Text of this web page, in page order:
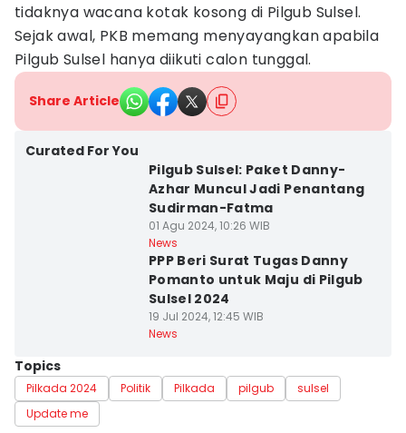
tidaknya wacana kotak kosong di Pilgub Sulsel.
Sejak awal, PKB memang menyayangkan apabila
Pilgub Sulsel hanya diikuti calon tunggal.
Share Article
Curated For You
Pilgub Sulsel: Paket Danny-
Azhar Muncul Jadi Penantang
Sudirman-Fatma
01 Agu 2024, 10:26 WIB
News
PPP Beri Surat Tugas Danny
Pomanto untuk Maju di Pilgub
Sulsel 2024
19 Jul 2024, 12:45 WIB
News
Topics
Pilkada 2024 Politik Pilkada pilgub
sulsel
Update me